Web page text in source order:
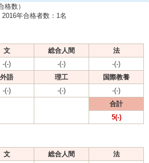
格数）
年合格者数：1名
文 総合人間
法
-(-) -(-)
-(-)
外語 理工
国際教養
-(-) -(-)
-(-)
合計
5(-)
文 総合人間
法